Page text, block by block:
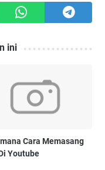
ini
Cara Memasang
Youtube